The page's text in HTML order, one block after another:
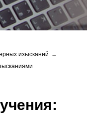
изысканий →